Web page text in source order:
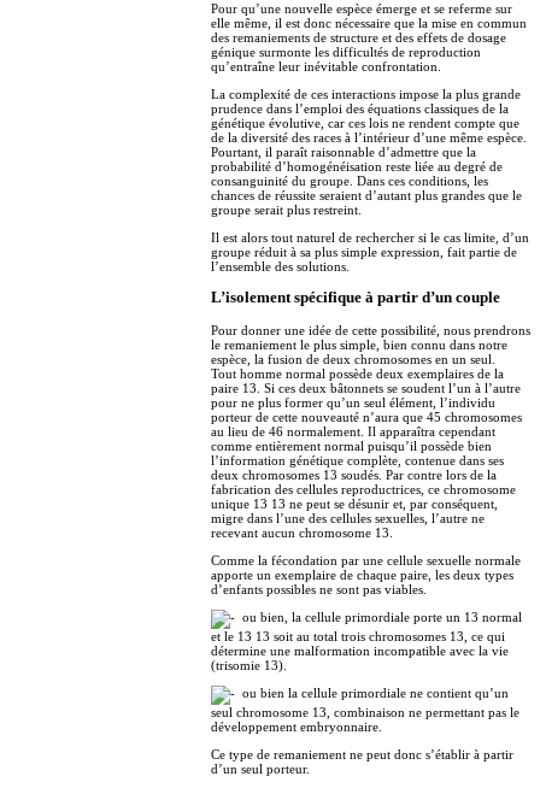
Pour qu’une nouvelle espèce émerge et se referme sur
elle même, il est donc nécessaire que la mise en commun
des remaniements de structure et des effets de dosage
génique surmonte les difficultés de reproduction
qu’entraîne leur inévitable confrontation.
La complexité de ces interactions impose la plus grande
prudence dans l’emploi des équations classiques de la
génétique évolutive, car ces lois ne rendent compte que
de la diversité des races à l’intérieur d’une même espèce.
Pourtant, il paraît raisonnable d’admettre que la
probabilité d’homogénéisation reste liée au degré de
consanguinité du groupe. Dans ces conditions, les
chances de réussite seraient d’autant plus grandes que le
groupe serait plus restreint.
Il est alors tout naturel de rechercher si le cas limite, d’un
groupe réduit à sa plus simple expression, fait partie de
l’ensemble des solutions.
L’isolement spécifique à partir d’un couple
Pour donner une idée de cette possibilité, nous prendrons
le remaniement le plus simple, bien connu dans notre
espèce, la fusion de deux chromosomes en un seul.
Tout homme normal possède deux exemplaires de la
paire 13. Si ces deux bâtonnets se soudent l’un à l’autre
pour ne plus former qu’un seul élément, l’individu
porteur de cette nouveauté n’aura que 45 chromosomes
au lieu de 46 normalement. Il apparaîtra cependant
comme entièrement normal puisqu’il possède bien
l’information génétique complète, contenue dans ses
deux chromosomes 13 soudés. Par contre lors de la
fabrication des cellules reproductrices, ce chromosome
unique 13 13 ne peut se désunir et, par conséquent,
migre dans l’une des cellules sexuelles, l’autre ne
recevant aucun chromosome 13.
Comme la fécondation par une cellule sexuelle normale
apporte un exemplaire de chaque paire, les deux types
d’enfants possibles ne sont pas viables.
ou bien, la cellule primordiale porte un 13 normal
et le 13 13 soit au total trois chromosomes 13, ce qui
détermine une malformation incompatible avec la vie
(trisomie 13).
ou bien la cellule primordiale ne contient qu’un
seul chromosome 13, combinaison ne permettant pas le
développement embryonnaire.
Ce type de remaniement ne peut donc s’établir à partir
d’un seul porteur.